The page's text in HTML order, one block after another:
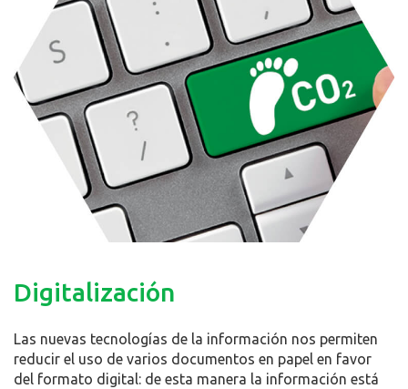
Digitalización
Las nuevas tecnologías de la información nos permiten
reducir el uso de varios documentos en papel en favor
del formato digital: de esta manera la información está